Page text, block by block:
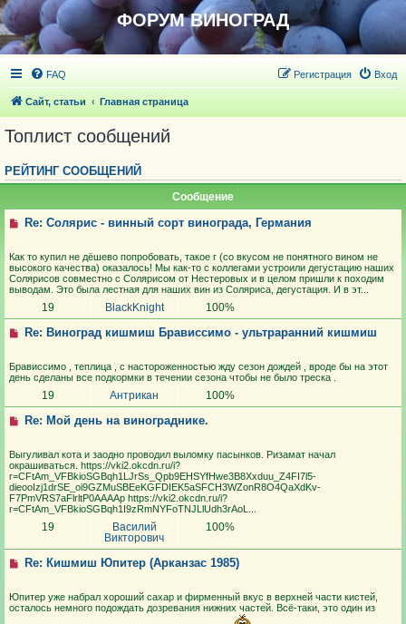
ФОРУМ ВИНОГРАД
FAQ Вход
Регистрация
Сайт, статьи Главная страница
Топлист сообщений
РЕЙТИНГ СООБЩЕНИЙ
Сообщение
Re: Солярис - винный сорт винограда, Германия
Как то купил не дёшево попробовать, такое г (со вкусом не понятного вином не
высокого качества) оказалось! Мы как-то с коллегами устроили дегустацию наших
Солярисов совместно с Солярисом от Нестеровых и в целом пришли к походим
выводам. Это была лестная для наших вин из Соляриса, дегустация. И в эт...
19 BlackKnight 100%
Re: Виноград кишмиш Брависсимо - ультраранний кишмиш
Брависсимо , теплица , с настороженностью жду сезон дождей , вроде бы на этот
день сделаны все подкормки в течении сезона чтобы не было треска .
19 Антрикан 100%
Re: Мой день на винограднике.
Выгуливал кота и заодно проводил выломку пасынков. Ризамат начал
окрашиваться. https://vki2.okcdn.ru/i?
r=CFtAm_VFBkioSGBqh1LJrSs_Qpb9EHSYfHwe3B8Xxduu_Z4FI7l5-
dieooIzj1drSE_oi9GZMuSBEeKGFDIEK5aSFCH3WZonR8O4QaXdKv-
F7PmVRS7aFlrltP0AAAAp https://vki2.okcdn.ru/i?
r=CFtAm_VFBkioSGBqh1I9zRmNYFoTNJLlUdh3rAoL...
19
Василий
Викторович
100%
Re: Кишмиш Юпитер (Арканзас 1985)
Юпитер уже набрал хороший сахар и фирменный вкус в верхней части кистей,
осталось немного подождать дозревания нижних частей. Всё-таки, это один из